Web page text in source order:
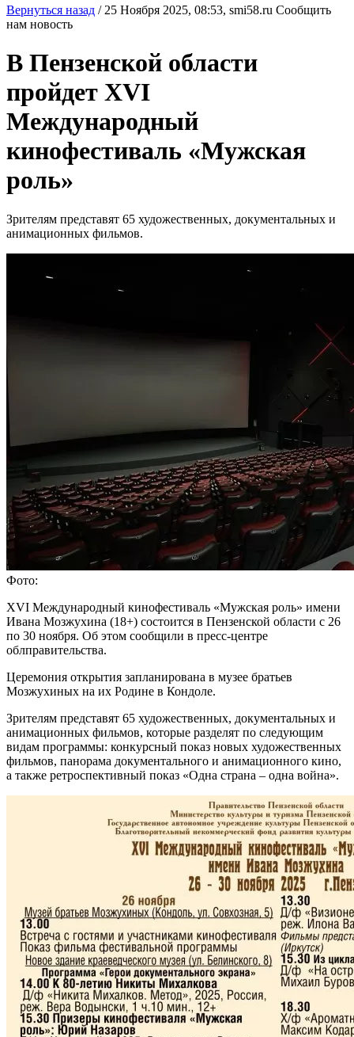
Вернуться назад / 25 Ноября 2025, 08:53, smi58.ru Сообщить
нам новость
В Пензенской области
пройдет XVI
Международный
кинофестиваль «Мужская
роль»
Зрителям представят 65 художественных, документальных и
анимационных фильмов.
Фото:
XVI Международный кинофестиваль «Мужская роль» имени
Ивана Мозжухина (18+) состоится в Пензенской области с 26
по 30 ноября. Об этом сообщили в пресс-центре
облправительства.
Церемония открытия запланирована в музее братьев
Мозжухиных на их Родине в Кондоле.
Зрителям представят 65 художественных, документальных и
анимационных фильмов, которые разделят по следующим
видам программы: конкурсный показ новых художественных
фильмов, панорама документального и анимационного кино,
а также ретроспективный показ «Одна страна – одна война».